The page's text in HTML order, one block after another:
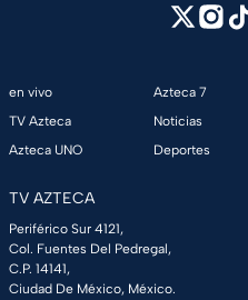
en vivo
TV Azteca
Azteca UNO
Azteca 7
Noticias
Deportes
TV AZTECA
Periférico Sur 4121,
Col. Fuentes Del Pedregal,
C.P. 14141,
Ciudad De México, México.